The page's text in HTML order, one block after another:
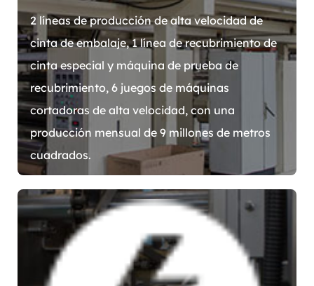
2 líneas de producción de alta velocidad de
cinta de embalaje, 1 línea de recubrimiento de
cinta especial y máquina de prueba de
recubrimiento, 6 juegos de máquinas
cortadoras de alta velocidad, con una
producción mensual de 9 millones de metros
cuadrados.